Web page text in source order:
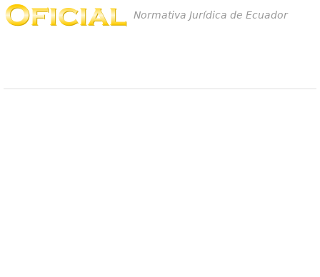
Normativa Jurídica de Ecuador